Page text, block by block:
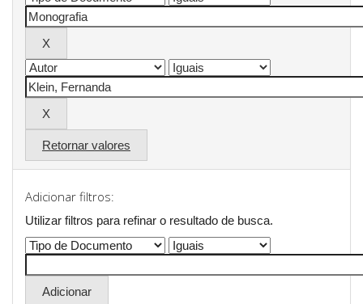
Retornar valores
Adicionar filtros:
Utilizar filtros para refinar o resultado de busca.